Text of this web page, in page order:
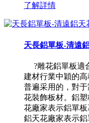
了解詳情
天長鋁單板-清遠
?雕花鋁單板適
建材行業中穎的
普遍采用的，對
花裝飾板材。鋁
花廠家表示鋁單
鋁天花廠家表示